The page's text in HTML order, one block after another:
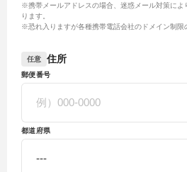
※携帯メールアドレスの場合、迷惑メール対策によ
ります。
※恐れ入りますが各種携帯電話会社のドメイン制限
任意 住所
郵便番号
都道府県